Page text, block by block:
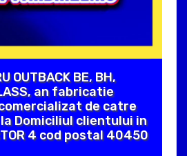
OUTBACK BE, BH,
an fabricatie
de catre
Domiciliul clientului in
4 cod postal 40450